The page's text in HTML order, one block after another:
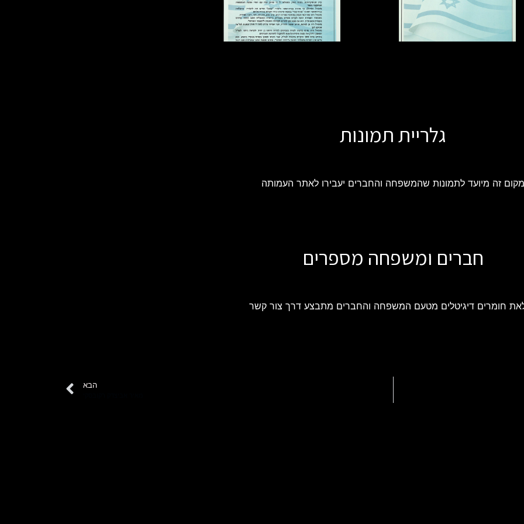
גלריית תמונות
מקום זה מיועד לתמונות שהמשפחה והחברים יעבירו לאתר העמותה
חברים ומשפחה מספרים
חומרים דיגיטלים מטעם המשפחה והחברים מתבצע דרך צור קשר
הבא